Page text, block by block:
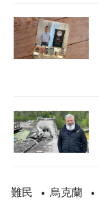
難民 • 烏克蘭 •